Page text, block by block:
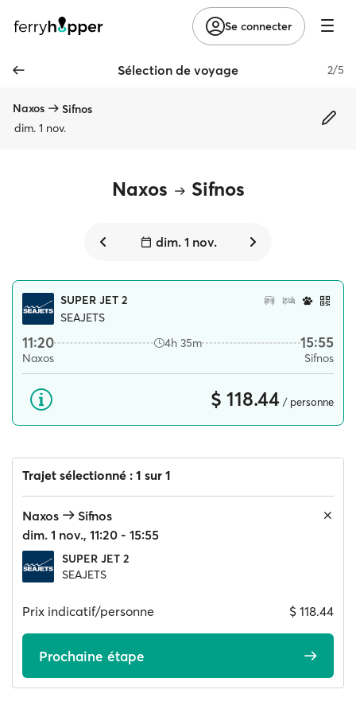
Se connecter
Sélection de voyage 2/5
Naxos
Sifnos
dim. 1 nov.
Naxos Sifnos
dim. 1 nov.
SUPER JET 2
SEAJETS
11:20 4h 35m 15:55
Naxos Sifnos
$ 118.44 / personne
Trajet sélectionné : 1 sur 1
Naxos
Sifnos
dim. 1 nov., 11:20 - 15:55
SUPER JET 2
SEAJETS
Prix indicatif/personne $ 118.44
Prochaine étape